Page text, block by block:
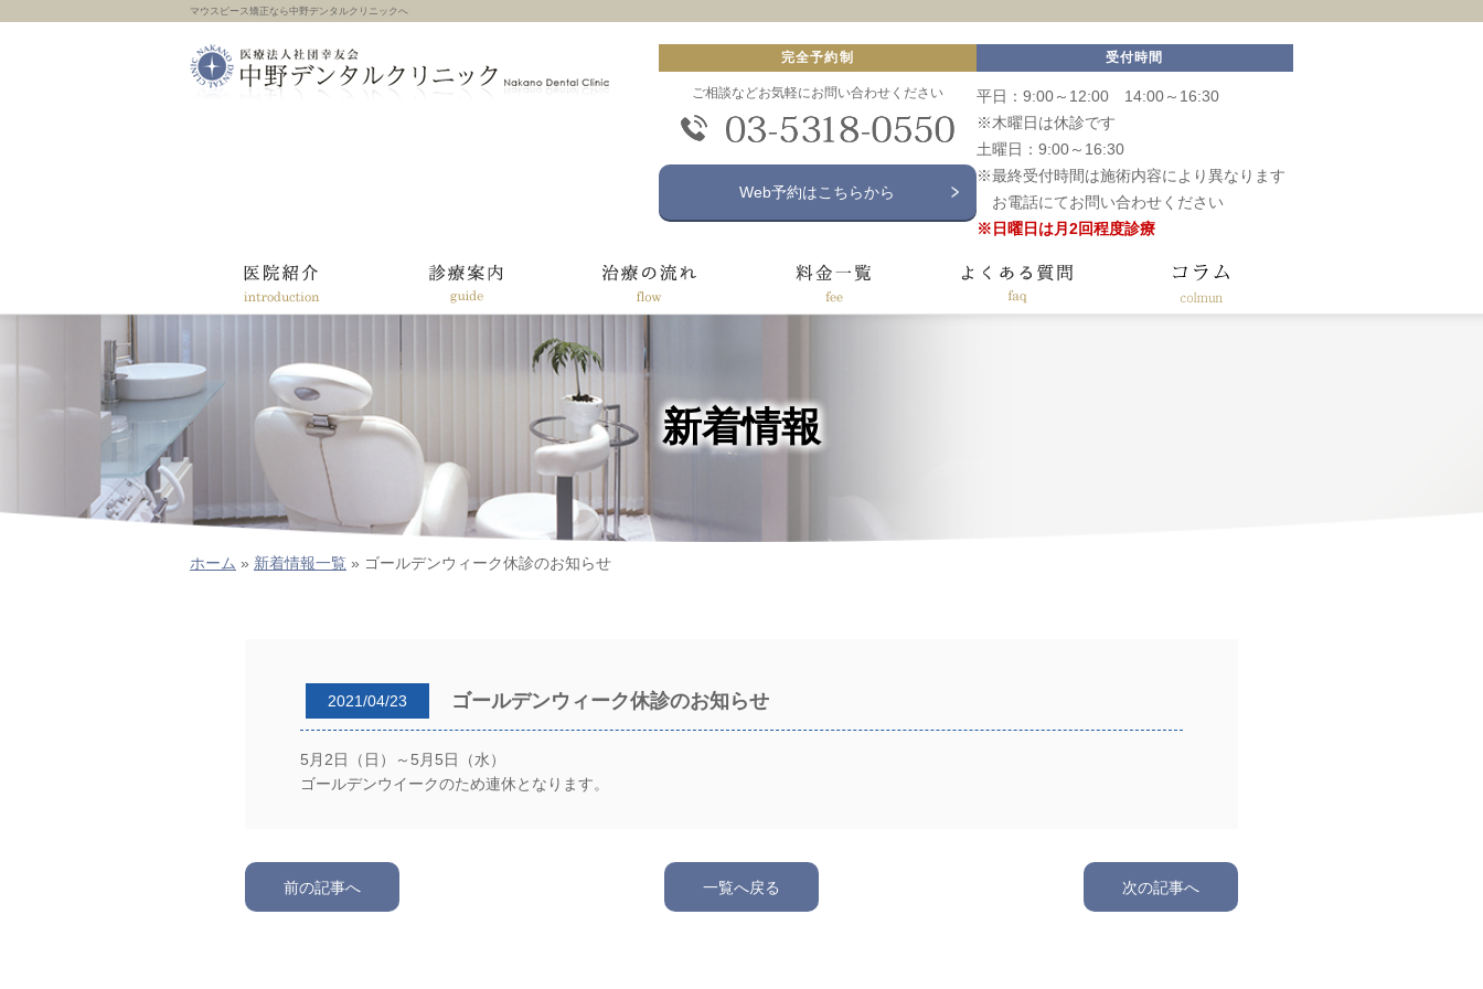
マウスピース矯正なら中野デンタルクリニックへ
完全予約制
ご相談などお気軽にお問い合わせください
Web予約はこちらから
受付時間
平日：9:00～12:00 14:00～16:30
※木曜日は休診です
土曜日：9:00～16:30
※最終受付時間は施術内容により異なります
お電話にてお問い合わせください
※日曜日は月2回程度診療
新着情報
ホーム » 新着情報一覧 » ゴールデンウィーク休診のお知らせ
2021/04/23 ゴールデンウィーク休診のお知らせ
5月2日（日）～5月5日（水）
ゴールデンウイークのため連休となります。
前の記事へ 一覧へ戻る 次の記事へ